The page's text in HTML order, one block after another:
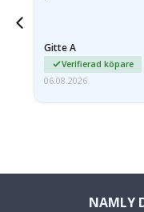
Gitte A
Verifierad köpare
06.08.2026
NAMLY